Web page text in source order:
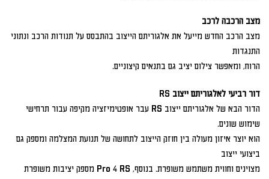
מצב הרכבה לרכב
מצב הרכב החדש מייעל את אלגוריתם הייצוב בהתבסס על תנודות הרכב ונתוני
התנגדות
הרוח, ומאפשר צילום יציב גם בתנאים קיצוניים.
דור רביעי לאלגוריתם ייצוב RS
הדור הבא של אלגוריתם ייצוב RS עבר אופטימיזציה מקיפה עבור תרחישי
שימוש שונים.
הוא יוצר איזון מעולה בין חוזק הייצוב לתחושה של תנועת המצלמה ומספק גם
ביצועי ייצוב
מצוינים וחווית משתמש משופרת. בנוסף, Pro 4 RS מספק יציבות משופרת